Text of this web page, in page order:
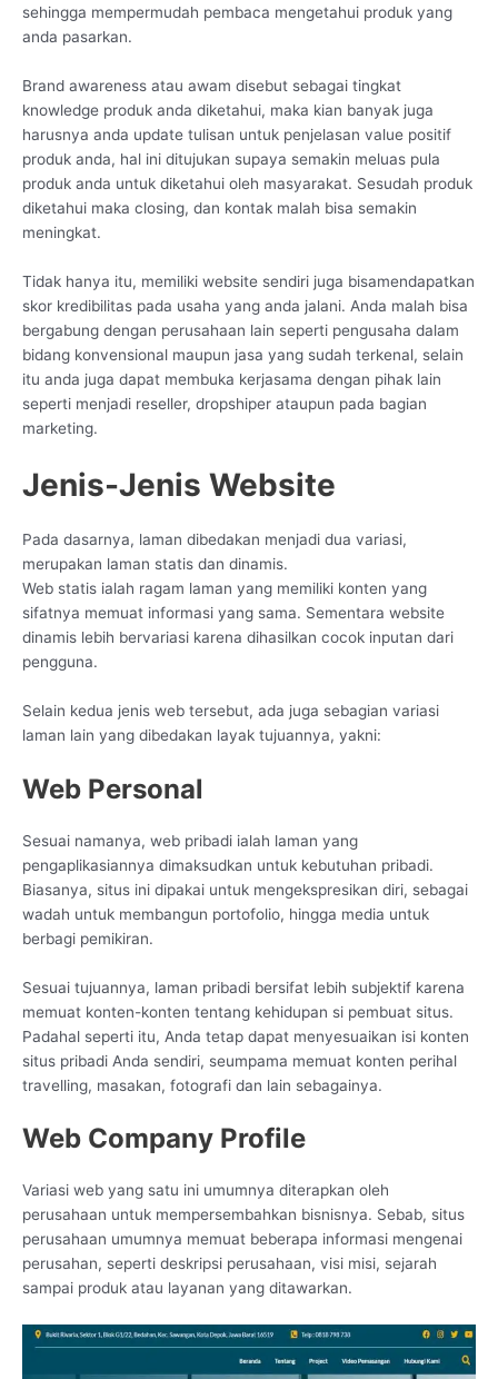
sehingga mempermudah pembaca mengetahui produk yang
anda pasarkan.
Brand awareness atau awam disebut sebagai tingkat
knowledge produk anda diketahui, maka kian banyak juga
harusnya anda update tulisan untuk penjelasan value positif
produk anda, hal ini ditujukan supaya semakin meluas pula
produk anda untuk diketahui oleh masyarakat. Sesudah produk
diketahui maka closing, dan kontak malah bisa semakin
meningkat.
Tidak hanya itu, memiliki website sendiri juga bisamendapatkan
skor kredibilitas pada usaha yang anda jalani. Anda malah bisa
bergabung dengan perusahaan lain seperti pengusaha dalam
bidang konvensional maupun jasa yang sudah terkenal, selain
itu anda juga dapat membuka kerjasama dengan pihak lain
seperti menjadi reseller, dropshiper ataupun pada bagian
marketing.
Jenis-Jenis Website
Pada dasarnya, laman dibedakan menjadi dua variasi,
merupakan laman statis dan dinamis.
Web statis ialah ragam laman yang memiliki konten yang
sifatnya memuat informasi yang sama. Sementara website
dinamis lebih bervariasi karena dihasilkan cocok inputan dari
pengguna.
Selain kedua jenis web tersebut, ada juga sebagian variasi
laman lain yang dibedakan layak tujuannya, yakni:
Web Personal
Sesuai namanya, web pribadi ialah laman yang
pengaplikasiannya dimaksudkan untuk kebutuhan pribadi.
Biasanya, situs ini dipakai untuk mengekspresikan diri, sebagai
wadah untuk membangun portofolio, hingga media untuk
berbagi pemikiran.
Sesuai tujuannya, laman pribadi bersifat lebih subjektif karena
memuat konten-konten tentang kehidupan si pembuat situs.
Padahal seperti itu, Anda tetap dapat menyesuaikan isi konten
situs pribadi Anda sendiri, seumpama memuat konten perihal
travelling, masakan, fotografi dan lain sebagainya.
Web Company Profile
Variasi web yang satu ini umumnya diterapkan oleh
perusahaan untuk mempersembahkan bisnisnya. Sebab, situs
perusahaan umumnya memuat beberapa informasi mengenai
perusahan, seperti deskripsi perusahaan, visi misi, sejarah
sampai produk atau layanan yang ditawarkan.